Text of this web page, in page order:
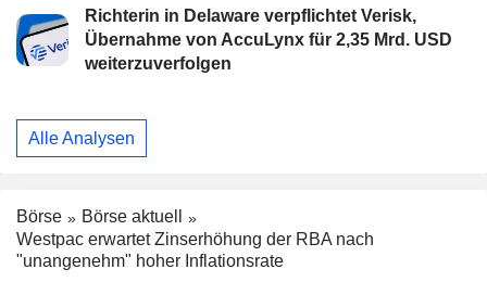
Richterin in Delaware verpflichtet Verisk,
Übernahme von AccuLynx für 2,35 Mrd. USD
weiterzuverfolgen
Alle Analysen
Börse
Börse aktuell
Westpac erwartet Zinserhöhung der RBA nach
"unangenehm" hoher Inflationsrate